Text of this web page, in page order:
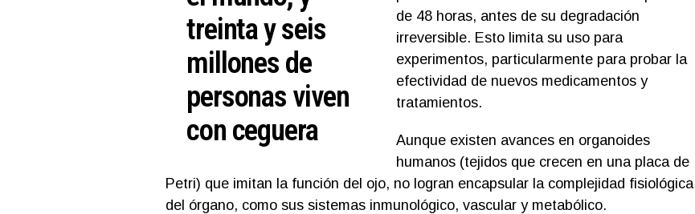
treinta y seis
millones de
personas viven
con ceguera
de 48 horas, antes de su degradación
irreversible. Esto limita su uso para
experimentos, particularmente para probar la
efectividad de nuevos medicamentos y
tratamientos.
Aunque existen avances en organoides
humanos (tejidos que crecen en una placa de
Petri) que imitan la función del ojo, no logran encapsular la complejidad fisiológica
del órgano, como sus sistemas inmunológico, vascular y metabólico.